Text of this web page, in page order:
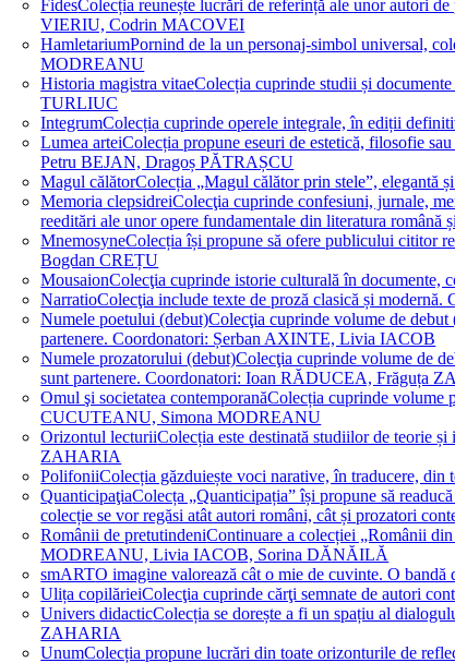
FidesColecția reunește lucrări de referință ale unor autori
VIERIU, Codrin MACOVEI
HamletariumPornind de la un personaj-simbol universal,
MODREANU
Historia magistra vitaeColecția cuprinde studii și
TURLIUC
IntegrumColecția cuprinde operele integrale, în ediții
Lumea arteiColecția propune eseuri de estetică, filosofie
Petru BEJAN, Dragoș PĂTRAȘCU
Magul călătorColecția „Magul călător prin stele”, elegantă
Memoria clepsidreiColecţia cuprinde confesiuni, jurnale,
reeditări ale unor opere fundamentale din literatura
MnemosyneColecția își propune să ofere publicului cititor
Bogdan CREȚU
MousaionColecţia cuprinde istorie culturală în
NarratioColecţia include texte de proză clasică și
Numele poetului (debut)Colecţia cuprinde volume de
partenere. Coordonatori: Șerban AXINTE, Livia IACOB
Numele prozatorului (debut)Colecţia cuprinde volume de
sunt partenere. Coordonatori: Ioan RĂDUCEA, Frăguța
Omul şi societatea contemporanăColecția cuprinde volume
CUCUTEANU, Simona MODREANU
Orizontul lecturiiColecția este destinată studiilor de teorie
ZAHARIA
PolifoniiColecția găzduiește voci narative, în traducere,
QuanticipaţiaColecța „Quanticipația” își propune să
colecție se vor regăsi atât autori români, cât și prozatori
Românii de pretutindeniContinuare a colecției „Românii
MODREANU, Livia IACOB, Sorina DĂNĂILĂ
smARTO imagine valorează cât o mie de cuvinte. O
Ulița copilărieiColecţia cuprinde cărţi semnate de autori
Univers didacticColecția se dorește a fi un spațiu al
ZAHARIA
UnumColecția propune lucrări din toate orizonturile de